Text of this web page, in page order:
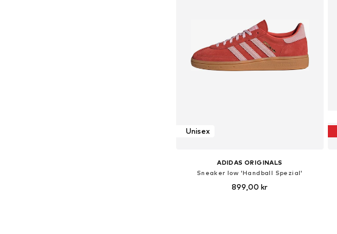
Unisex
ADIDAS ORIGINALS
Sneaker low 'Handball Spezial'
899,00 kr